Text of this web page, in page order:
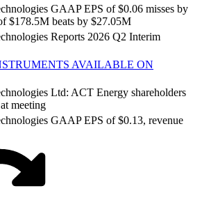
GAAP EPS of $0.06 misses by
$178.5M beats by $27.05M
Reports 2026 Q2 Interim
AVAILABLE ON
Ltd: ACT Energy shareholders
meeting
GAAP EPS of $0.13, revenue